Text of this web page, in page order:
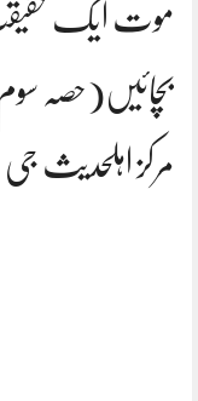
موت ایک
بچائیں(حصہ
مرکز اہلحدیث